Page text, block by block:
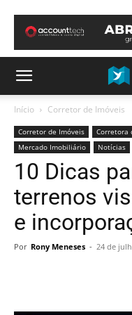
Início Corretor de Imóveis
Corretor de Imóveis Corretora
Mercado Imobiliário
Notícias
10 Dicas
terrenos
e
Por Rony Meneses - 24 de